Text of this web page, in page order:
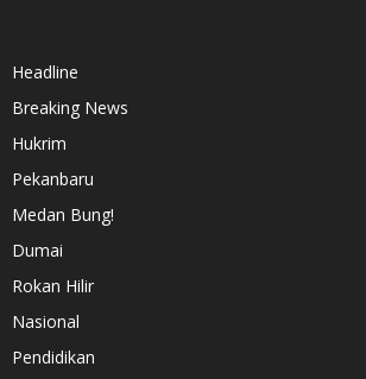
Headline
Breaking News
Hukrim
Pekanbaru
Medan Bung!
Dumai
Rokan Hilir
Nasional
Pendidikan